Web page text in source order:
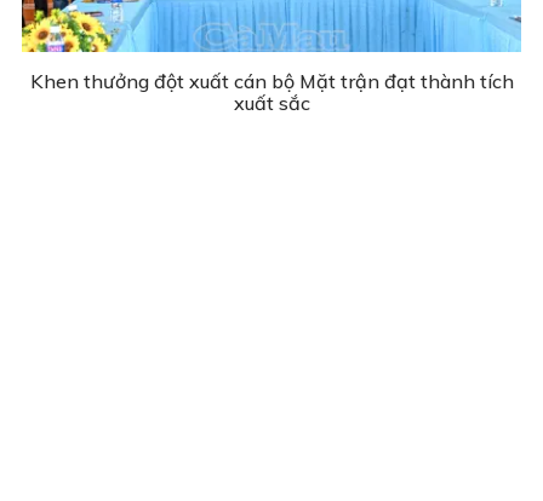
Khen thưởng đột xuất cán bộ Mặt trận đạt thành tích
xuất sắc